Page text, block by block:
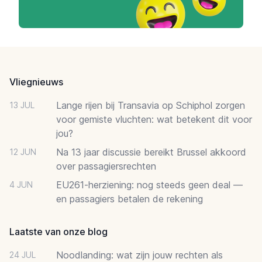
Vliegnieuws
13 JUL
Lange rijen bij Transavia op Schiphol zorgen
voor gemiste vluchten: wat betekent dit voor
jou?
12 JUN
Na 13 jaar discussie bereikt Brussel akkoord
over passagiersrechten
4 JUN
EU261-herziening: nog steeds geen deal —
en passagiers betalen de rekening
Laatste van onze blog
24 JUL
Noodlanding: wat zijn jouw rechten als